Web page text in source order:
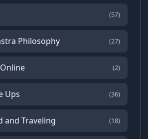
(57)
Philosophy (27)
(2)
Ups (36)
and Traveling (18)